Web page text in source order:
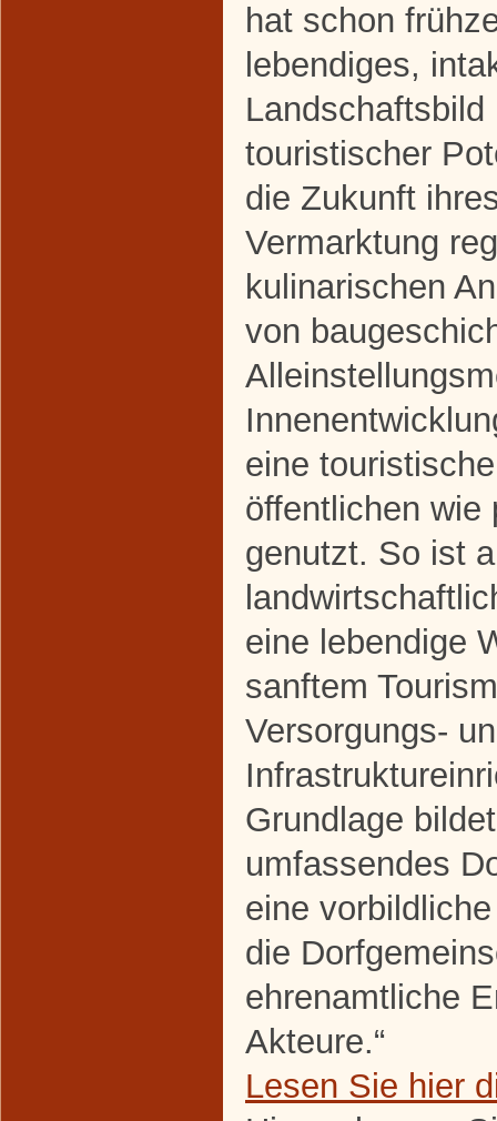
hat schon
lebendiges,
touristischer
die Zukunft
Vermarktung
kulinarischen
von
eine
öffentlichen wie
genutzt. So ist
eine lebendige
sanftem
Versorgungs-
Grundlage
umfassendes
eine
die
ehrenamtliche
Akteure.“
Lesen Sie hier